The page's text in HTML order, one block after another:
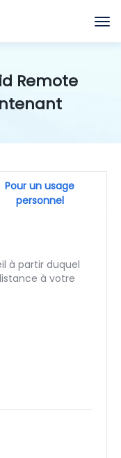
Remote
Pour un usage
personnel
à partir duquel
à votre